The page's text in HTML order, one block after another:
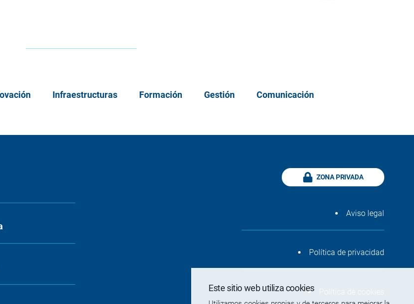
Infraestructuras Formación Gestión Comunicación
ZONA PRIVADA
Aviso legal
Política de privacidad
Política de cookies
Este sitio web utiliza cookies